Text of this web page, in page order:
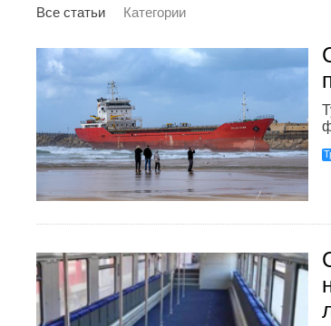
Все статьи Категории